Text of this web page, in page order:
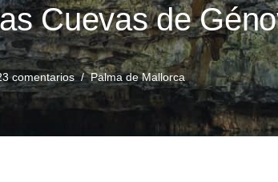
Cuevas de
comentarios Palma de Mallorca